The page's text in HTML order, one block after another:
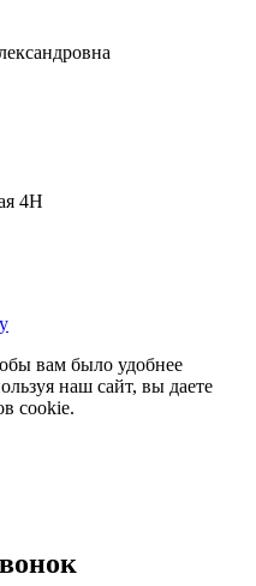
4Н
вам было удобнее
наш сайт, вы даете
cookie.